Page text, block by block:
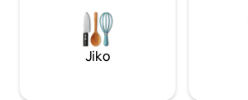
ya joto, uwezekano wa kuogelea katika
bwawa la eneo husika hatua chache tu
kutoka kwenye malazi na mwonekano
wa kupendeza wa mashambani siku
Jiko